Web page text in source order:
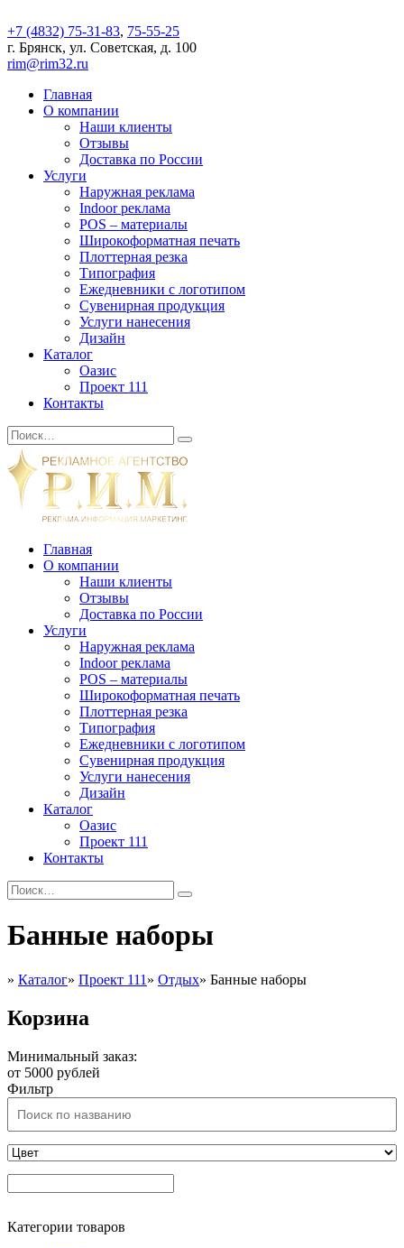
+7 (4832) 75-31-83, 75-55-25
г. Брянск, ул. Советская, д. 100
rim@rim32.ru
Главная
О компании
Наши клиенты
Отзывы
Доставка по России
Услуги
Наружная реклама
Indoor реклама
POS – материалы
Широкоформатная печать
Плоттерная резка
Типография
Ежедневники с логотипом
Сувенирная продукция
Услуги нанесения
Дизайн
Каталог
Оазис
Проект 111
Контакты
Главная
О компании
Наши клиенты
Отзывы
Доставка по России
Услуги
Наружная реклама
Indoor реклама
POS – материалы
Широкоформатная печать
Плоттерная резка
Типография
Ежедневники с логотипом
Сувенирная продукция
Услуги нанесения
Дизайн
Каталог
Оазис
Проект 111
Контакты
Банные наборы
» Каталог» Проект 111 » Отдых» Банные наборы
Корзина
Минимальный заказ:
от 5000 рублей
Фильтр
Категории товаров